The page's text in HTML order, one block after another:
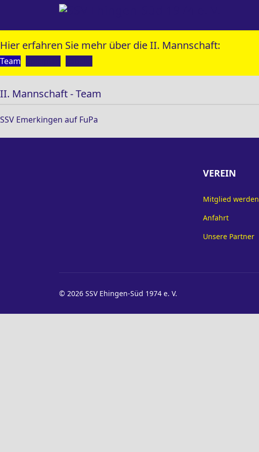
Hier erfahren Sie mehr über die II. Mannschaft:
Team
II. Mannschaft - Team
SSV Emerkingen auf FuPa
VEREIN
Mitglied werden
Anfahrt
Unsere Partner
© 2026 SSV Ehingen-Süd 1974 e. V.